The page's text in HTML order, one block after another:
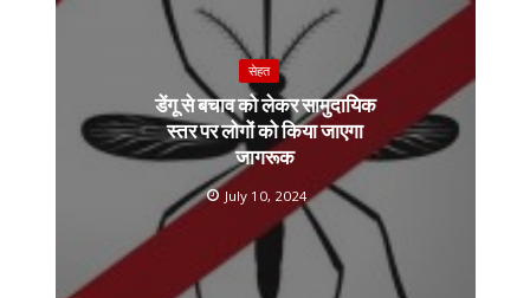
सेहत
डेंगू से बचाव को लेकर सामुदायिक
स्तर पर लोगों को किया जाएगा
जागरूक
July 10, 2024